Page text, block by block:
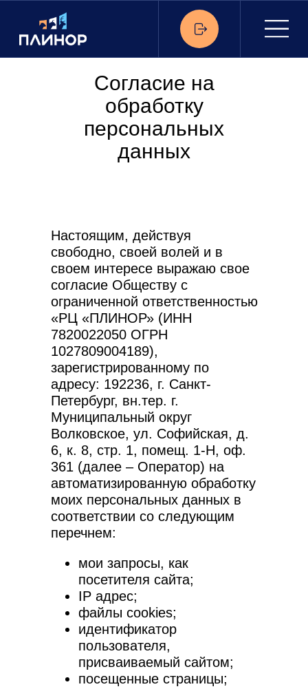
Согласие на
обработку
персональных
данных
Настоящим, действуя
свободно, своей волей и в
своем интересе выражаю свое
согласие Обществу с
ограниченной ответственностью
«РЦ «ПЛИНОР» (ИНН
7820022050 ОГРН
1027809004189),
зарегистрированному по
адресу: 192236, г. Санкт-
Петербург, вн.тер. г.
Муниципальный округ
Волковское, ул. Софийская, д.
6, к. 8, стр. 1, помещ. 1-Н, оф.
361 (далее – Оператор) на
автоматизированную обработку
моих персональных данных в
соответствии со следующим
перечнем:
мои запросы, как
посетителя сайта;
IP адрес;
файлы cookies;
идентификатор
пользователя,
присваиваемый сайтом;
посещенные страницы;